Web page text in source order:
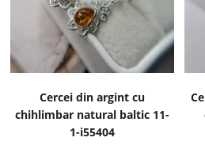
Cercei din argint cu
chihlimbar natural baltic 11-
1-i55404